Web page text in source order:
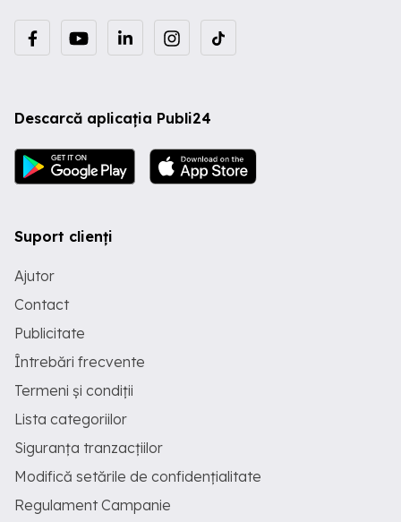
Descarcă aplicația Publi24
Suport clienți
Ajutor
Contact
Publicitate
Întrebări frecvente
Termeni și condiții
Lista categoriilor
Siguranța tranzacțiilor
Modifică setările de confidențialitate
Regulament Campanie